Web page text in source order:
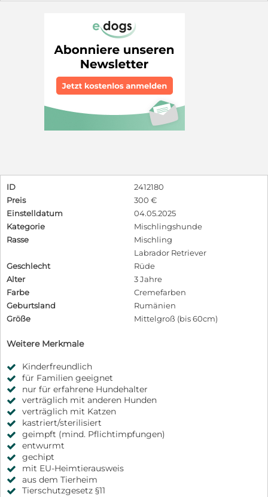
ID
2412180
Preis
300 €
Einstelldatum
04.05.2025
Kategorie
Mischlingshunde
Rasse
Mischling
Labrador Retriever
Geschlecht
Rüde
Alter
3 Jahre
Farbe
Cremefarben
Geburtsland
Rumänien
Größe
Mittelgroß (bis 60cm)
Weitere Merkmale
Kinderfreundlich
für Familien geeignet
nur für erfahrene Hundehalter
verträglich mit anderen Hunden
verträglich mit Katzen
kastriert/sterilisiert
geimpft (mind. Pflichtimpfungen)
entwurmt
gechipt
mit EU-Heimtierausweis
aus dem Tierheim
Tierschutzgesetz §11